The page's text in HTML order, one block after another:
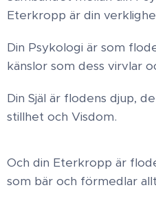
Eterkropp är din
Din Psykologi är som
känslor som dess virvlar
Din Själ är flodens djup,
stillhet och Visdom.
Och din Eterkropp är
som bär och förmedlar